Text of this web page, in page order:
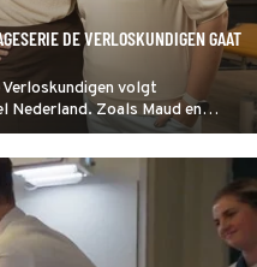
DE VERLOSKUNDIGEN GAAT
volgt
Nederland. Zoals Maud en
hebben in een arme wijk in
kwetsbare vrouwen met hun